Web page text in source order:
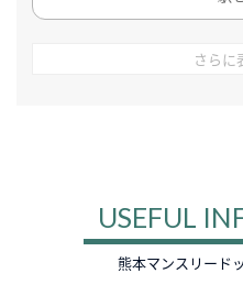
さらに
USEFUL
熊本マンスリード